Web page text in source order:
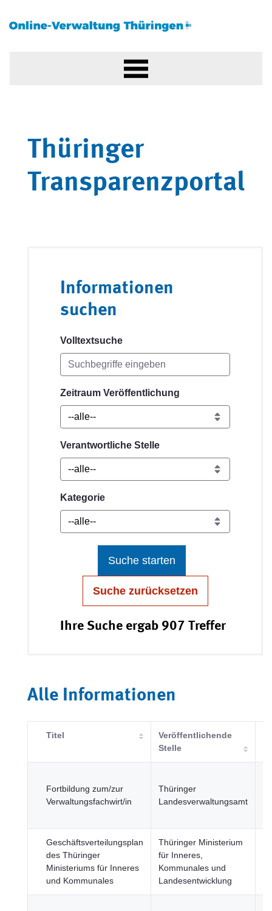
Thüringer
Transparenzportal
Informationen
suchen
Volltextsuche
Zeitraum Veröffentlichung
Verantwortliche Stelle
Kategorie
Suche starten
Suche zurücksetzen
Ihre Suche ergab 907 Treffer
Alle Informationen
Titel
Veröffentlichende
Stelle
Fortbildung zum/zur
Verwaltungsfachwirt/in
Thüringer
Landesverwaltungsamt
Geschäftsverteilungsplan
des Thüringer
Ministeriums für Inneres
und Kommunales
Thüringer Ministerium
für Inneres,
Kommunales und
Landesentwicklung